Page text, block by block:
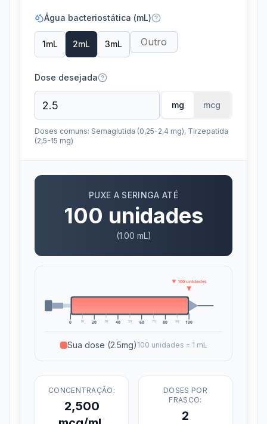
Água bacteriostática (mL)
1mL 2mL 3mL
Dose desejada
mg mcg
Doses comuns: Semaglutida (0,25-2,4 mg), Tirzepatida
(2,5-15 mg)
PUXE A SERINGA ATÉ
100 unidades
(1.00 mL)
0 20 40 60 80 100
10 30 50 70 90
▼ 100 unidades
Sua dose (2.5mg) 100 unidades = 1 mL
CONCENTRAÇÃO:
2,500
DOSES POR
FRASCO:
2